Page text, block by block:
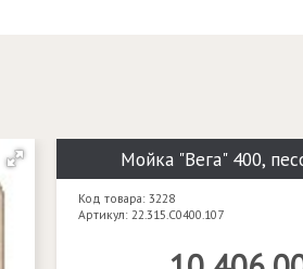
Мойка "Вега" 400,
Код товара: 3228
Артикул: 22.315.C0400.107